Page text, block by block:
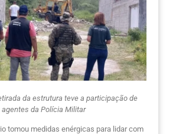
da estrutura teve a participação de
da Polícia Militar
tomou medidas enérgicas para lidar com